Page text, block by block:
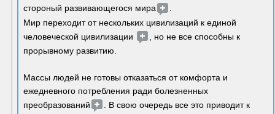
стороный развивающегося мира
.
Мир переходит от нескольких цивилизаций к единой
человеческой цивилизации
, но не все способны к
прорывному развитию.
Массы людей не готовы отказаться от комфорта и
ежедневного потребления ради болезненных
преобразований
. В свою очередь все это приводит к